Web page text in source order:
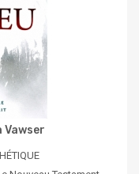
Vawser